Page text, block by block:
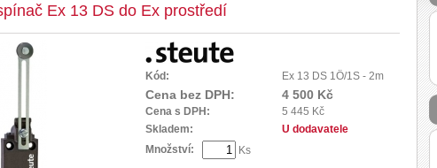
Ex 13 DS do Ex prostředí
Kód: Ex 13 DS 1Ö/1S - 2m
Cena bez DPH: 4 500 Kč
Cena s DPH:
5 445 Kč
Skladem:
U dodavatele
Množství:
Ks